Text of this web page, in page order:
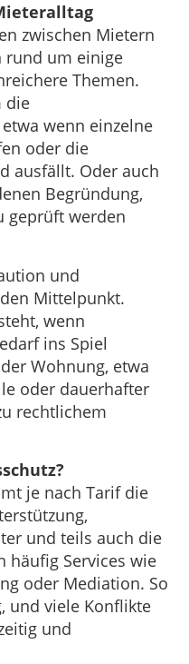
zwischen Mietern
rund um einige
Themen.
die
wenn einzelne
oder die
ausfällt. Oder auch
Begründung,
geprüft werden
und
Mittelpunkt.
wenn
ins Spiel
Wohnung, etwa
oder dauerhafter
rechtlichem
je nach Tarif die
und teils auch die
häufig Services wie
oder Mediation. So
und viele Konflikte
und